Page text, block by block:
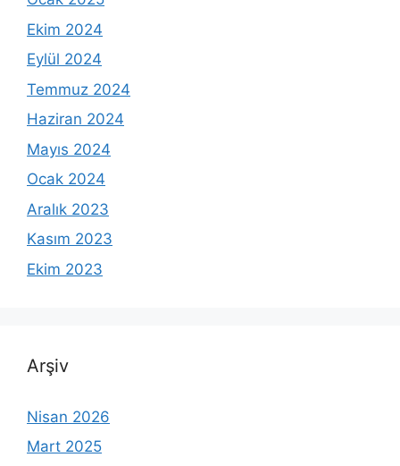
Ekim 2024
Eylül 2024
Temmuz 2024
Haziran 2024
Mayıs 2024
Ocak 2024
Aralık 2023
Kasım 2023
Ekim 2023
Arşiv
Nisan 2026
Mart 2025